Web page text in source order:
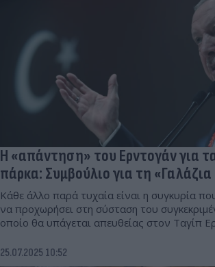
Η «απάντηση» του Ερντογάν για
πάρκα: Συμβούλιο για τη
Κάθε άλλο παρά τυχαία είναι η συγκυρία
να προχωρήσει στη σύσταση του
οποίο θα υπάγεται απευθείας στον Ταγίπ
25.07.2025 10:52